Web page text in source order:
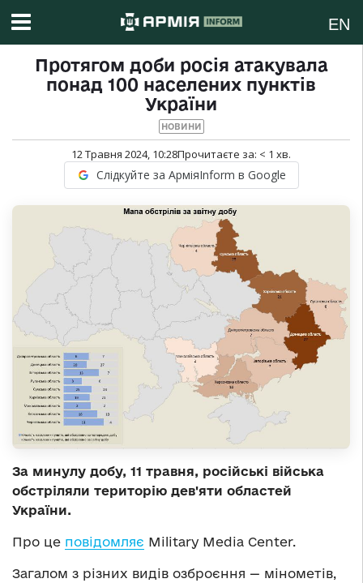
EN
Протягом доби росія атакувала
понад 100 населених пунктів
України
НОВИНИ
12 Травня 2024, 10:28Прочитаєте за: < 1 хв.
Слідкуйте за АрміяInform в Google
За минулу добу, 11 травня, російські війська
обстріляли територію дев'яти областей
України.
Про це повідомляє Military Media Center.
Загалом з різних видів озброєння — мінометів,